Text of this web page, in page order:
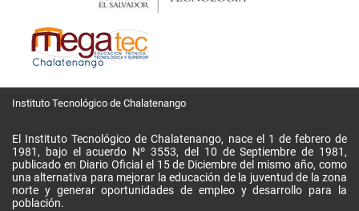
Instituto Tecnológico de Chalatenango
El Instituto Tecnológico de Chalatenango, nace el 1 de febrero de
1981, bajo el acuerdo Nº 3553, del 10 de Septiembre de 1981,
publicado en Diario Oficial el 15 de Diciembre del mismo año, como
una alternativa para mejorar la educación de la juventud de la zona
norte y generar oportunidades de empleo y desarrollo para la
población.